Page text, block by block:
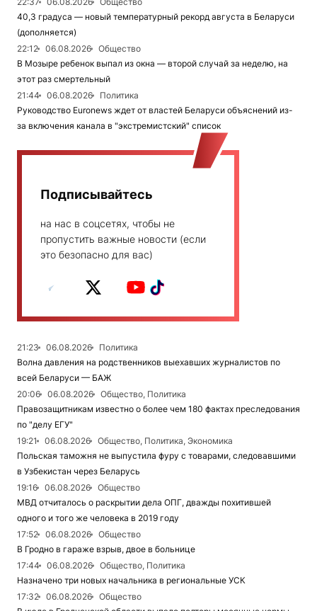
40,3 градуса — новый температурный рекорд августа в Беларуси
(дополняется)
22:12
06.08.2026
Общество
В Мозыре ребенок выпал из окна — второй случай за неделю, на
этот раз смертельный
21:44
06.08.2026
Политика
Руководство Euronews ждет от властей Беларуси объяснений из-
за включения канала в "экстремистский" список
Подписывайтесь
на нас в соцсетях, чтобы не
пропустить важные новости (если
это безопасно для вас)
21:23 06.08.2026
Политика
Волна давления на родственников выехавших журналистов по
всей Беларуси — БАЖ
20:06
06.08.2026
Общество, Политика
Правозащитникам известно о более чем 180 фактах преследования
по "делу ЕГУ"
19:21
06.08.2026
Общество, Политика, Экономика
Польская таможня не выпустила фуру с товарами, следовавшими
в Узбекистан через Беларусь
19:16
06.08.2026
Общество
МВД отчиталось о раскрытии дела ОПГ, дважды похитившей
одного и того же человека в 2019 году
17:52
06.08.2026
Общество
В Гродно в гараже взрыв, двое в больнице
17:44
06.08.2026
Общество, Политика
Назначено три новых начальника в региональные УСК
17:32
06.08.2026
Общество